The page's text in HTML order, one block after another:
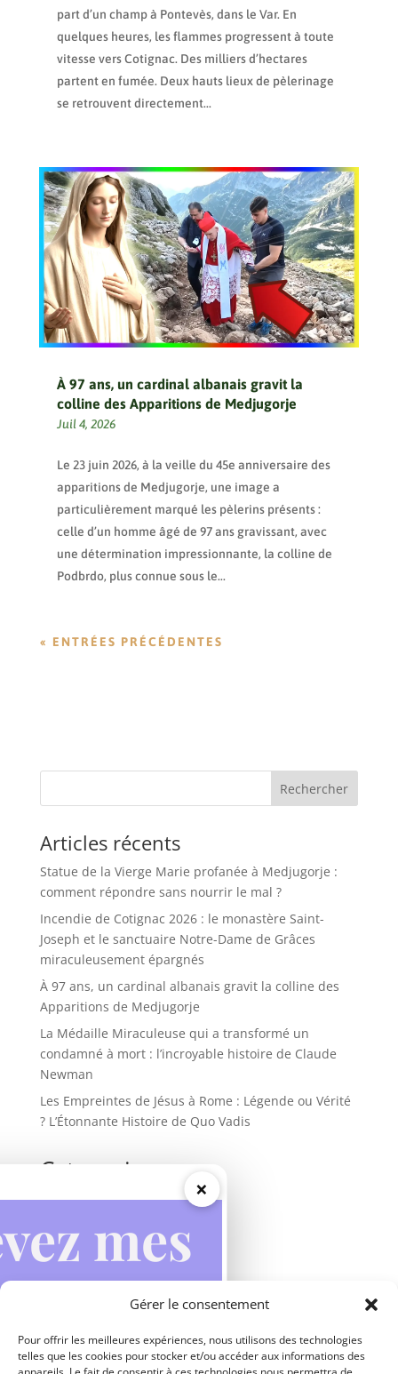
Gérer le consentement
Pour offrir les meilleures expériences, nous utilisons des technologies
telles que les cookies pour stocker et/ou accéder aux informations des
part d’un champ à Pontevès, dans le Var. En
quelques heures, les flammes progressent à toute
vitesse vers Cotignac. Des milliers d’hectares
partent en fumée. Deux hauts lieux de pèlerinage
se retrouvent directement...
À 97 ans, un cardinal albanais gravit la
colline des Apparitions de Medjugorje
Juil 4, 2026
Le 23 juin 2026, à la veille du 45e anniversaire des
apparitions de Medjugorje, une image a
particulièrement marqué les pèlerins présents :
celle d’un homme âgé de 97 ans gravissant, avec
une détermination impressionnante, la colline de
Podbrdo, plus connue sous le...
« ENTRÉES PRÉCÉDENTES
Rechercher
Articles récents
Statue de la Vierge Marie profanée à Medjugorje :
comment répondre sans nourrir le mal ?
Incendie de Cotignac 2026 : le monastère Saint-
Joseph et le sanctuaire Notre-Dame de Grâces
miraculeusement épargnés
À 97 ans, un cardinal albanais gravit la colline des
Apparitions de Medjugorje
La Médaille Miraculeuse qui a transformé un
condamné à mort : l’incroyable histoire de Claude
Newman
Les Empreintes de Jésus à Rome : Légende ou Vérité
? L’Étonnante Histoire de Quo Vadis
Categories
Actualités
Inspirations
Miracles
Vie des saints
×